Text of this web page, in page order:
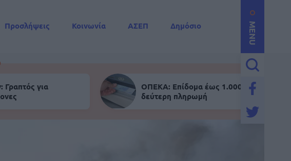
MENU
Προσλήψεις Κοινωνία ΑΣΕΠ
Δημόσιο
Γραπτός για
ΟΠΕΚΑ: Επίδομα έως 1.000 ευρώ -
δεύτερη πληρωμή